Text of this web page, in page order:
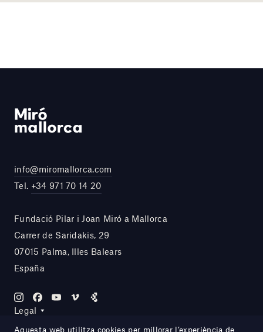
info@miromallorca.com
Tel. +34 971 70 14 20
Fundació Pilar i Joan Miró a Mallorca
Carrer de Saridakis, 29
07015 Palma, Illes Balears
España
Legal
Aquesta web utilitza cookies per millorar l’experiència de